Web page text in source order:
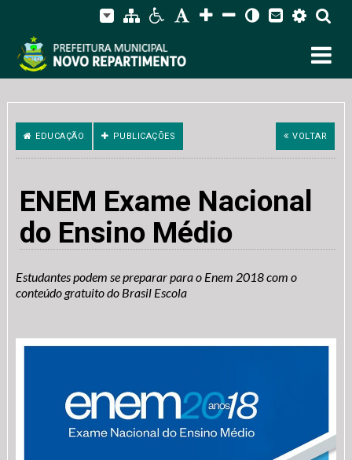
EDUCAÇÃO PUBLICAÇÕES VOLTAR
ENEM Exame Nacional
do Ensino Médio
Estudantes podem se preparar para o Enem 2018 com o
conteúdo gratuito do Brasil Escola